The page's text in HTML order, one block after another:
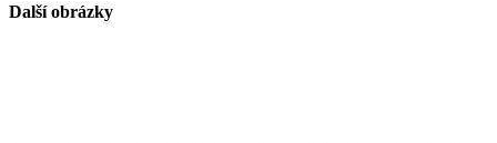
Další obrázky